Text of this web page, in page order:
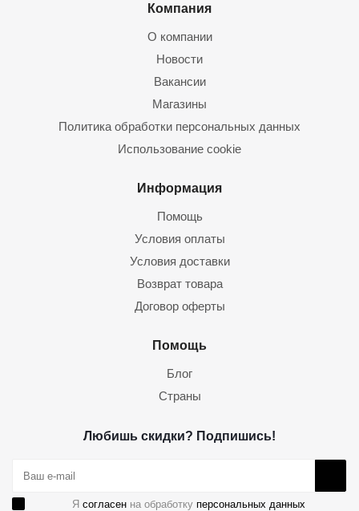
Компания
О компании
Новости
Вакансии
Магазины
Политика обработки персональных данных
Использование cookie
Информация
Помощь
Условия оплаты
Условия доставки
Возврат товара
Договор оферты
Помощь
Блог
Страны
Любишь скидки? Подпишись!
Я согласен на обработку персональных данных